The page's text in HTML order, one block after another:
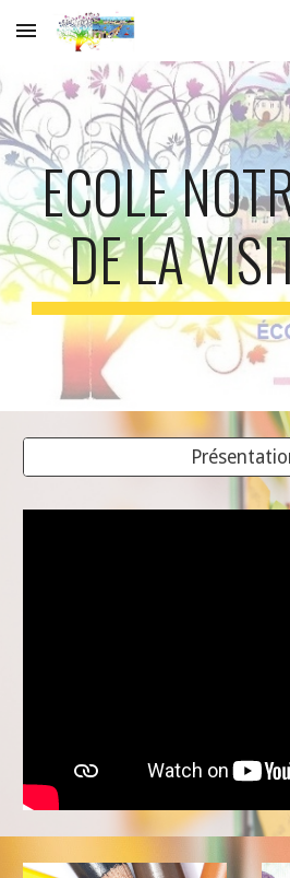
Skip to main content
ECOLE
DE LA